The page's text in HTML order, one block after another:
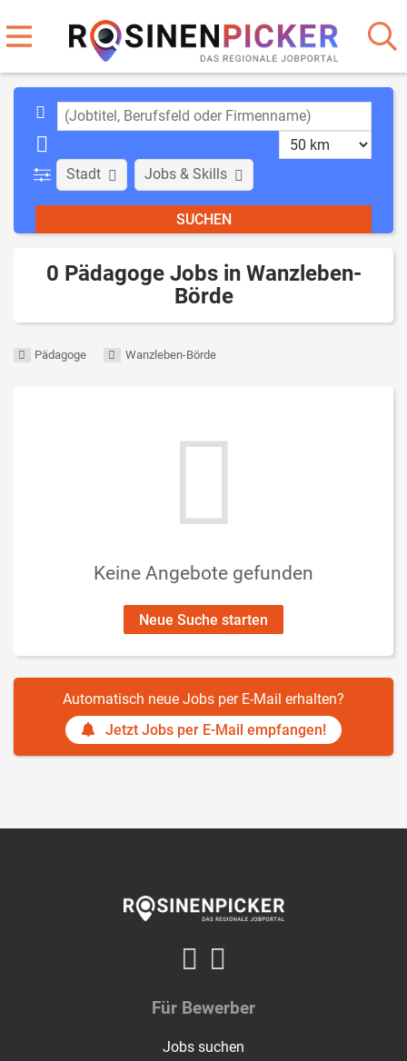
Stadt Jobs & Skills
0 Pädagoge Jobs in Wanzleben-
Börde
Pädagoge Wanzleben-Börde
Keine Angebote gefunden
Neue Suche starten
Automatisch neue Jobs per E-Mail erhalten?
Jetzt Jobs per E-Mail empfangen!
Für Bewerber
Jobs suchen